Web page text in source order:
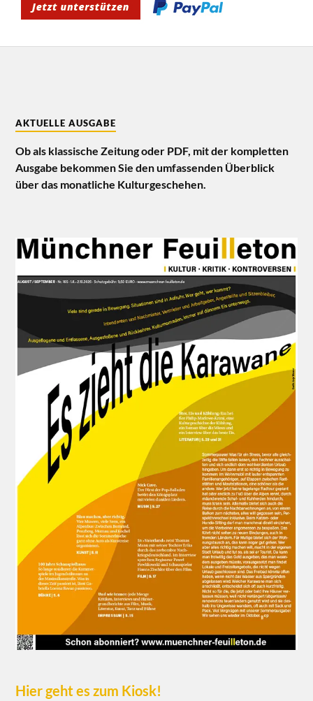
AKTUELLE AUSGABE
Ob als klassische Zeitung oder PDF, mit der kompletten
Ausgabe bekommen Sie den umfassenden Überblick
über das monatliche Kulturgeschehen.
Hier geht es zum Kiosk!